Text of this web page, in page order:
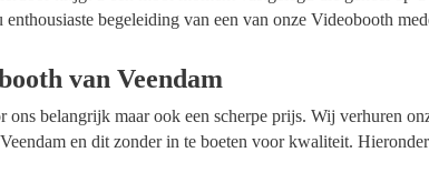
begeleiding van een van onze Videobooth
van Veendam
ons belangrijk maar ook een scherpe prijs. Wij verhuren
en dit zonder in te boeten voor kwaliteit.